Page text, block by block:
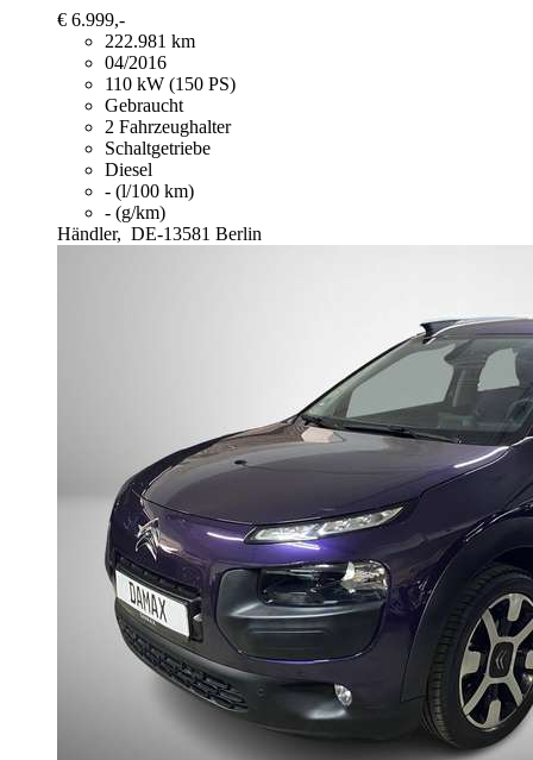
€ 6.999,-
222.981 km
04/2016
110 kW (150 PS)
Gebraucht
2 Fahrzeughalter
Schaltgetriebe
Diesel
- (l/100 km)
- (g/km)
Händler, DE-13581 Berlin